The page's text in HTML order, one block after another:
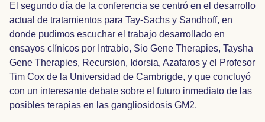
El segundo día de la conferencia se centró en el desarrollo
actual de tratamientos para Tay-Sachs y Sandhoff, en
donde pudimos escuchar el trabajo desarrollado en
ensayos clínicos por Intrabio, Sio Gene Therapies, Taysha
Gene Therapies, Recursion, Idorsia, Azafaros y el Profesor
Tim Cox de la Universidad de Cambrigde, y que concluyó
con un interesante debate sobre el futuro inmediato de las
posibles terapias en las gangliosidosis GM2.